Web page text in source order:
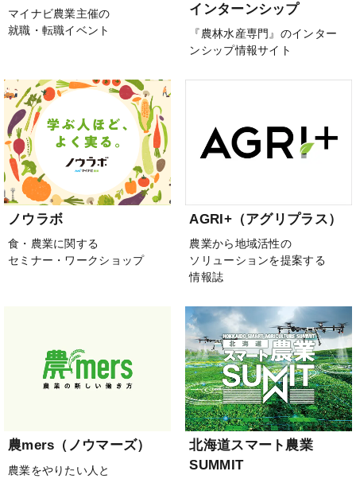
マイナビ農業主催の
就職・転職イベント
インターンシップ
『農林水産専門』のインター
ンシップ情報サイト
ノウラボ
食・農業に関する
セミナー・ワークショップ
AGRI+（アグリプラス）
農業から地域活性の
ソリューションを提案する
情報誌
農mers（ノウマーズ）
農業をやりたい人と
北海道スマート農業
SUMMIT